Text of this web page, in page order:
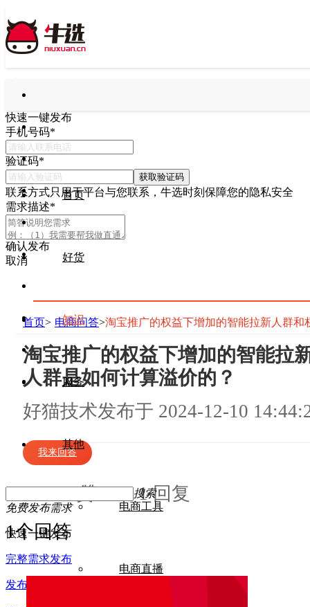
首页
好货
知识
服务
其他
电商工具
电商直播
搜索
免费发布需求
快速一键发布
完整需求发布
发布会议活动
快速一键发布
手机号码*
验证码*
获取验证码
联系方式只用于平台与您联系，牛选时刻保障您的隐私安全
需求描述*
确认发布
取消
首页> 电商问答>淘宝推广的权益下增加的智能拉新人群
淘宝推广的权益下增加的智能拉
人群是如何计算溢价的？
好猫技术发布于 2024-12-10
我来回答
0赞
1 回复
1个回答